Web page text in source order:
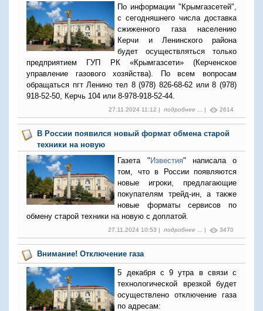
По информации "Крымгазсетей",
с сегодняшнего числа доставка
сжиженного газа населению
Керчи и Ленинского района
будет осуществляться только
предприятием ГУП РК «Крымгазсети» (Керченское
управление газового хозяйства). По всем вопросам
обращаться пгт Ленино тел 8 (978) 826-68-62 или 8 (978)
918-52-50, Керчь 104 или 8-978-918-52-44.
27.11.2024 11:12 | подробнее ... | 2614
В России появился новый формат обмена старой
техники на новую
Газета " Известия" написала о
том, что в России появляются
новые игроки, предлагающие
покупателям трейд-ин, а также
новые форматы сервисов по
обмену старой техники на новую с доплатой.
27.11.2024 10:53 | подробнее ... | 3470
Внимание! Отключение газа
5 декабря с 9 утра в связи с
технологической врезкой будет
осуществлено отключение газа
по адресам: